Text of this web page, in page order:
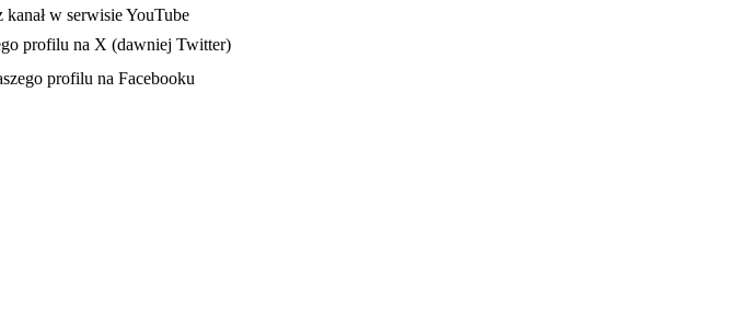
nowej karcie
kanał w serwisie YouTube
profilu na X (dawniej Twitter)
w nowej karcieprofilu na Facebooku